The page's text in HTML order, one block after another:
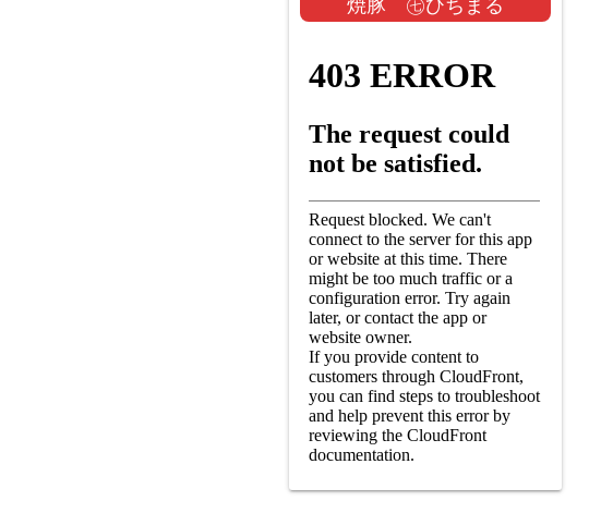
焼豚 ㊆ひちまる